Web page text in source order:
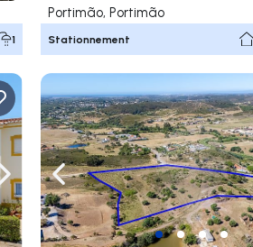
1
Portimão, Portimão
Stationnement
Naviguer vers la droite
Naviguer vers la gauche